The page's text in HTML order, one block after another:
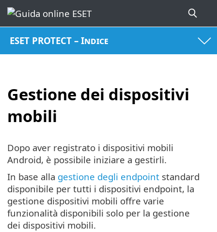
ESET PROTECT – Indice
Gestione dei dispositivi
mobili
Dopo aver registrato i dispositivi mobili
Android, è possibile iniziare a gestirli.
In base alla gestione degli endpoint standard
disponibile per tutti i dispositivi endpoint, la
gestione dispositivi mobili offre varie
funzionalità disponibili solo per la gestione
dei dispositivi mobili.